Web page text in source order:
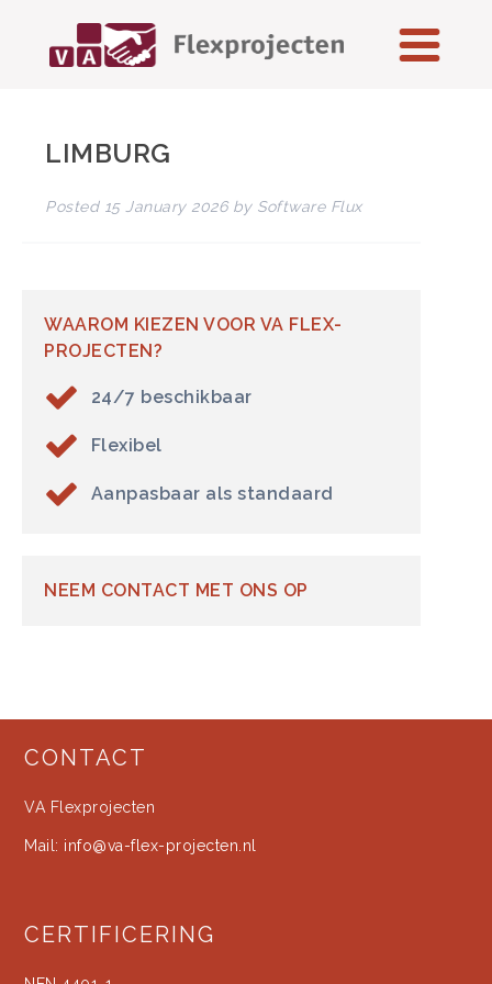
LIMBURG
Posted 15 January 2026by Software Flux
WAAROM KIEZEN VOOR VA FLEX-
PROJECTEN?
24/7 beschikbaar
Flexibel
Aanpasbaar als standaard
NEEM CONTACT MET ONS OP
CONTACT
VA Flexprojecten
Mail: info@va-flex-projecten.nl
CERTIFICERING